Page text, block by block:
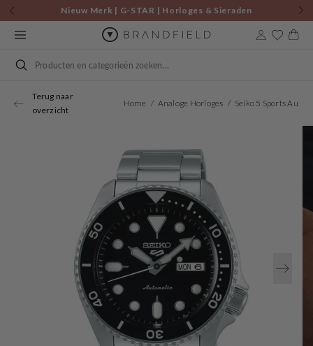
Skip to
content
Nieuw Merk | G-STAR | Horloges & Sieraden
Cart
Search
Terug naar
overzicht
Home Analoge Horloges Seiko 5 Sports Automatic Watch SRPD55K1
Open
media
1
in
gallery
view